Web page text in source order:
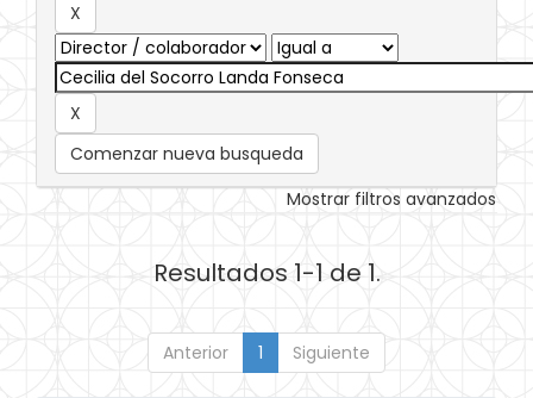
Comenzar nueva busqueda
Mostrar filtros avanzados
Resultados 1-1 de 1.
Anterior 1 Siguiente